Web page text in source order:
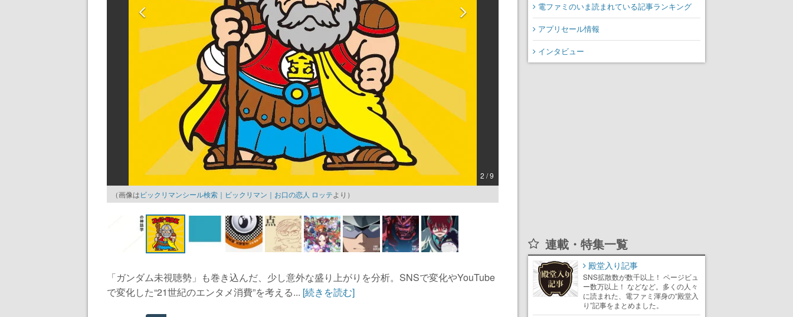
2 / 9
（画像はビックリマンシール検索｜ビックリマン｜お口の恋人 ロッテより）
「ガンダム未視聴勢」も巻き込んだ、少し意外な盛り上がりを分析。SNSで変化やYouTube
で変化した“21世紀のエンタメ消費”を考える... [続きを読む]
電ファミのいま読まれている記事ランキング
アプリセール情報
インタビュー
連載・特集一覧
殿堂入り記事
SNS拡散数が数千以上！ ページビュ
ー数万以上！ などなど。多くの人々
に読まれた、電ファミ渾身の“殿堂入
り”記事をまとめました。